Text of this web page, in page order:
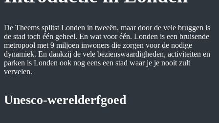
De Theems splitst Londen in tweeën, maar door de vele bruggen is
de stad toch één geheel. En wat voor één. Londen is een bruisende
metropool met 9 miljoen inwoners die zorgen voor de nodige
dynamiek. En dankzij de vele bezienswaardigheden, activiteiten en
parken is Londen ook nog eens een stad waar je je nooit zult
vervelen.
Unesco-werelderfgoed